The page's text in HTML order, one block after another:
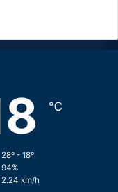
℃
28º - 18º
94%
2.24 km/h